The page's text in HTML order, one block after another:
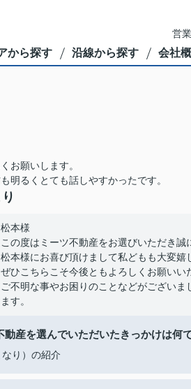
営
から探す 沿線から探す 会社
お願いします。
明るくとても話しやすかったです。
松本様
この度はミーツ不動産をお選びいただき誠
松本様にお喜び頂けまして私どもも大変嬉
ぜひこちらこそ今後ともよろしくお願いい
ご不明な事やお困りのことなどがござい
ます。
動産を選んでいただいたきっかけは何
り）の紹介